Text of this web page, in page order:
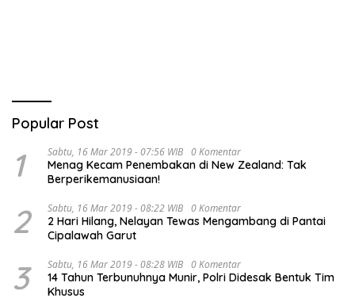
Popular Post
1 Sabtu, 16 Mar 2019 - 07:56 WIB 0 Komentar
Menag Kecam Penembakan di New Zealand: Tak
Berperikemanusiaan!
2 Sabtu, 16 Mar 2019 - 08:22 WIB 0 Komentar
2 Hari Hilang, Nelayan Tewas Mengambang di Pantai
Cipalawah Garut
3 Sabtu, 16 Mar 2019 - 08:28 WIB 0 Komentar
14 Tahun Terbunuhnya Munir, Polri Didesak Bentuk Tim
Khusus